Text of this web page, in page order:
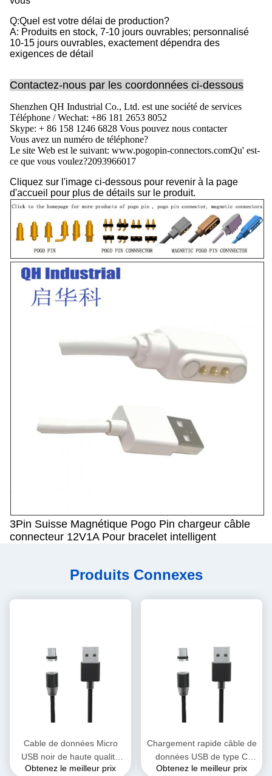
Q:Quel est votre délai de production?
A: Produits en stock, 7-10 jours ouvrables; personnalisé
10-15 jours ouvrables, exactement dépendra des
exigences de détail
Contactez-nous par les coordonnées ci-dessous
Shenzhen QH Industrial Co., Ltd. est une société de services
Téléphone / Wechat: +86 181 2653 8052
Skype: + 86 158 1246 6828 Vous pouvez nous contacter
Vous avez un numéro de téléphone?
Le site Web est le suivant: www.pogopin-connectors.comQu' est-
ce que vous voulez?2093966017
Cliquez sur l'image ci-dessous pour revenir à la page
d'accueil pour plus de détails sur le produit.
3Pin Suisse Magnétique Pogo Pin chargeur câble
connecteur 12V1A Pour bracelet intelligent
Produits Connexes
Cable de données Micro
USB noir de haute qualité
pour téléphone mobile
Obtenez le meilleur prix
Chargement rapide câble de
données USB de type C
câble de charge micro USB
Obtenez le meilleur prix